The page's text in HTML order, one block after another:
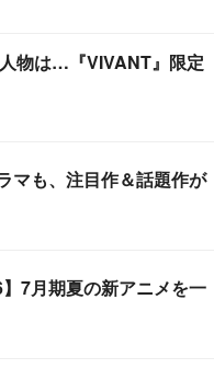
物は…『VIVANT』限定
マも、注目作＆話題作が
】7月期夏の新アニメを一